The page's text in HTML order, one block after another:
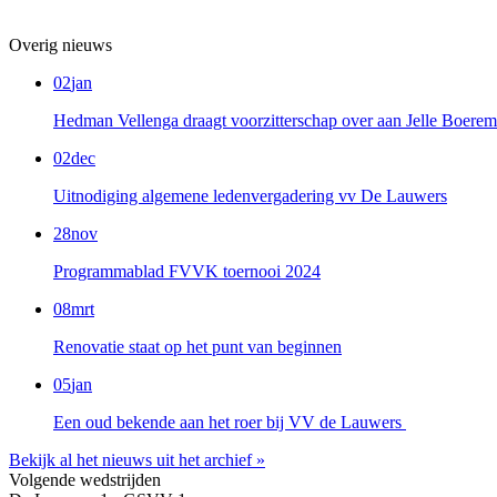
Overig nieuws
02jan
Hedman Vellenga draagt voorzitterschap over aan Jelle
02dec
Uitnodiging algemene ledenvergadering vv De Lauwers
28nov
Programmablad FVVK toernooi 2024
08mrt
Renovatie staat op het punt van beginnen
05jan
Een oud bekende aan het roer bij VV de Lauwers
Bekijk al het nieuws uit het archief »
Volgende wedstrijden